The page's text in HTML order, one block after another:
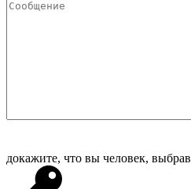
докажите, что вы человек, выбрав